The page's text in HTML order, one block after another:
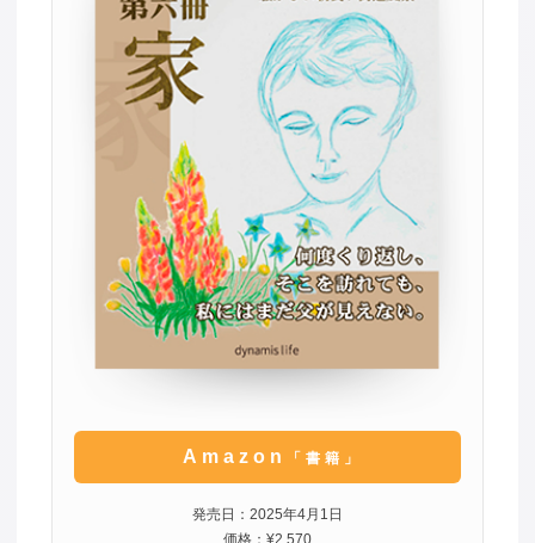
Amazon 「書籍」
発売日：2025年4月1日
価格：¥2,570